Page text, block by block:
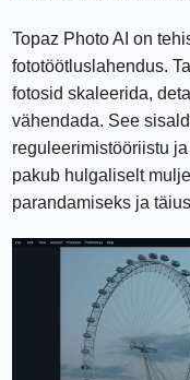
Topaz Photo AI on
fototöötluslahendus.
fotosid skaleerida,
vähendada. See
reguleerimistööriistu
pakub hulgaliselt
parandamiseks ja